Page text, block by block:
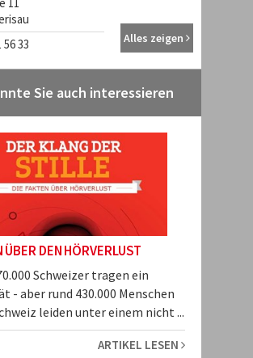
56 33
Alles zeigen
Sie auch interessieren
ÜBER DEN HÖRVERLUST
Schweizer tragen ein
- aber rund 430.000 Menschen
leiden unter einem nicht ...
ARTIKEL LESEN